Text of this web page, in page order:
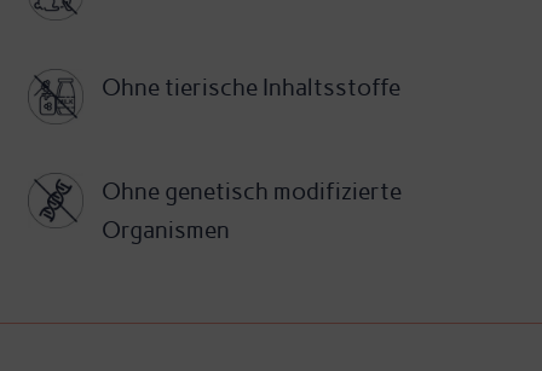
Ohne tierische Inhaltsstoffe
Ohne genetisch modifizierte
Organismen